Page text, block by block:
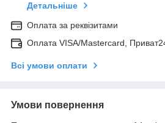
Детальніше
Оплата за реквізитами
Оплата VISA/Mastercard,
Всі умови оплати
Умови повернення